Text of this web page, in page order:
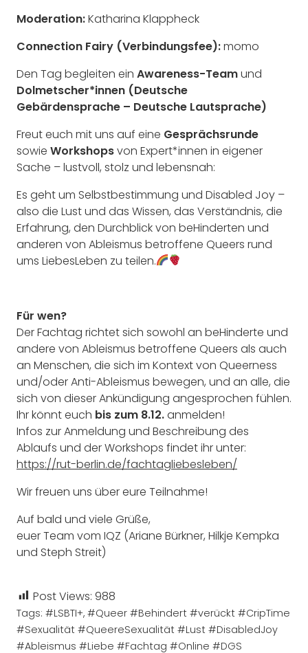
Moderation:Katharina Klappheck
Connection Fairy (Verbindungsfee):momo
Den Tag begleiten ein Awareness-Teamund
Dolmetscher*innen (Deutsche
Gebärdensprache – Deutsche Lautsprache)
Freut euch mit uns auf eine Gesprächsrunde
sowie Workshopsvon Expert*innen in eigener
Sache – lustvoll, stolz und lebensnah:
Es geht um Selbstbestimmung und Disabled Joy –
also die Lust und das Wissen, das Verständnis, die
Erfahrung, den Durchblick von beHinderten und
anderen von Ableismus betroffene Queers rund
ums LiebesLeben zu teilen.
Für wen?
Der Fachtag richtet sich sowohl an beHinderte und
andere von Ableismus betroffene Queers als auch
an Menschen, die sich im Kontext von Queerness
und/oder Anti-Ableismus bewegen, und an alle, die
sich von dieser Ankündigung angesprochen fühlen.
Ihr könnt euch bis zum 8.12.anmelden!
Infos zur Anmeldung und Beschreibung des
Ablaufs und der Workshops findet ihr unter:
https://rut-berlin.de/fachtagliebesleben/
Wir freuen uns über eure Teilnahme!
Auf bald und viele Grüße,
euer Team vom IQZ (Ariane Bürkner, Hilkje Kempka
und Steph Streit)
Post Views: 988
Tags: #LSBTI+, #Queer #Behindert #verückt #CripTime
#Sexualität #QueereSexualität #Lust #DisabledJoy
#Ableismus #Liebe #Fachtag #Online #DGS